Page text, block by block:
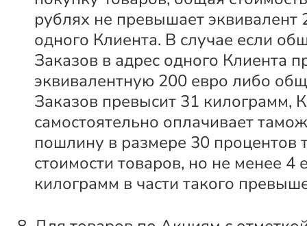
рублях не превышает эквивалент
одного Клиента. В случае если
Заказов в адрес одного Клиента
эквивалентную 200 евро либо
Заказов превысит 31 килограмм,
самостоятельно оплачивает
пошлину в размере 30 процентов
стоимости товаров, но не менее 4
килограмм в части такого